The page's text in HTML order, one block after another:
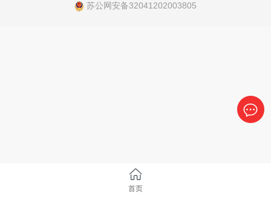
扬州，是教育部高职高专人才培...
苏公网安备32041202003805
首页